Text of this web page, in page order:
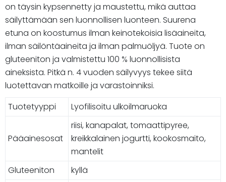
on täysin kypsennetty ja maustettu, mikä auttaa
säilyttämään sen luonnollisen luonteen. Suurena
etuna on koostumus ilman keinotekoisia lisäaineita,
ilman säilöntäaineita ja ilman palmuöljyä. Tuote on
gluteeniton ja valmistettu 100 % luonnollisista
aineksista. Pitkä n. 4 vuoden säilyvyys tekee siitä
luotettavan matkoille ja varastoinniksi.
Tuotetyyppi
Lyofilisoitu ulkoilmaruoka
Pääainesosat
riisi, kanapalat, tomaattipyree,
kreikkalainen jogurtti, kookosmaito,
mantelit
Gluteeniton
kyllä